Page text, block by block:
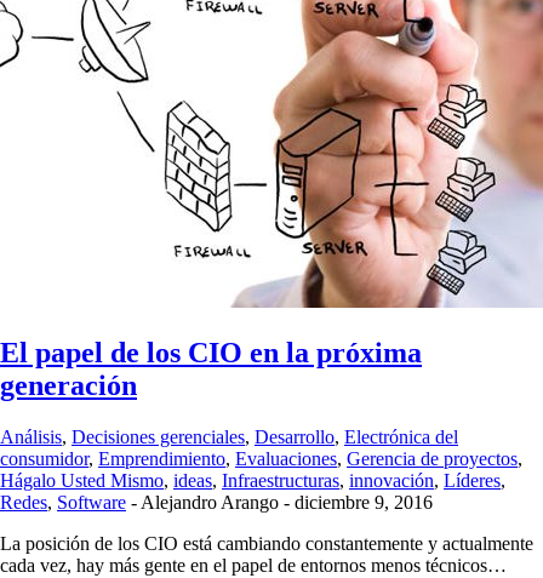
El papel de los CIO en la próxima
generación
Análisis, Decisiones gerenciales, Desarrollo, Electrónica del
consumidor, Emprendimiento, Evaluaciones, Gerencia de proyectos,
Hágalo Usted Mismo, ideas, Infraestructuras, innovación, Líderes,
Redes, Software - Alejandro Arango - diciembre 9, 2016
La posición de los CIO está cambiando constantemente y actualmente
cada vez, hay más gente en el papel de entornos menos técnicos…